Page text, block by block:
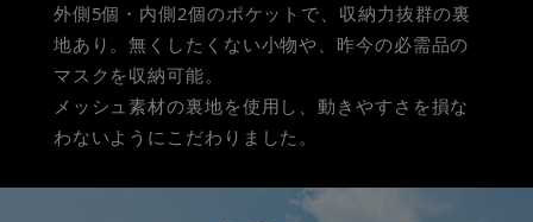
外側5個・内側2個のポケットで、収納力抜群の裏
地あり。無くしたくない小物や、昨今の必需品の
マスクを収納可能。
メッシュ素材の裏地を使用し、動きやすさを損な
わないようにこだわりました。